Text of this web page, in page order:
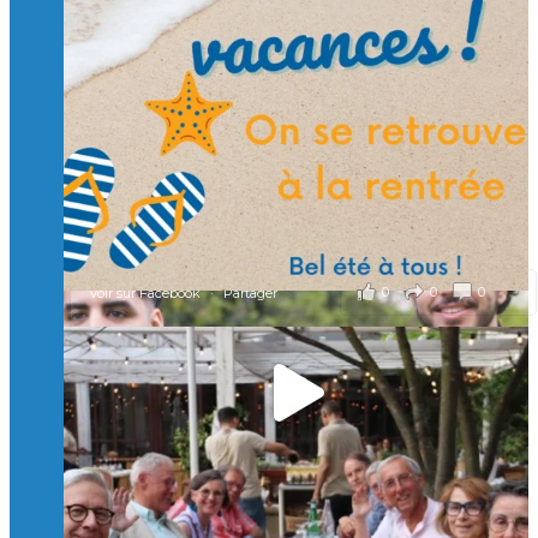
et contribuons ensemble à former les générations
d’ingénieurs de demain. 🙏
Merci à tous !
🎯 Taxe d’apprentissage 2026 : avec l'Isep, investissez pour
un numérique au service de l'humain !
À l’Isep, nous formons des ingénieurs, des bachelors, des
Mastères Spécialisés, qui allient excellence technologique et
valeurs humaines, au cœur de notre pro
...Voir plus
il y a 2 mois
0 0 0
Voir sur Facebook · Partager
🚀Afterwork à Genève 🚀
🥳 Le 22 avril dernier, 14 Alumni vivant / travaillant
en Suisse ont partagé un moment convivial de
retrouvailles et d'échanges !
Merci à tous pour votre présence et à Alexandre